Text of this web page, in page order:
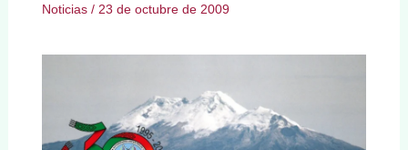
Noticias/ 23 de octubre de 2009